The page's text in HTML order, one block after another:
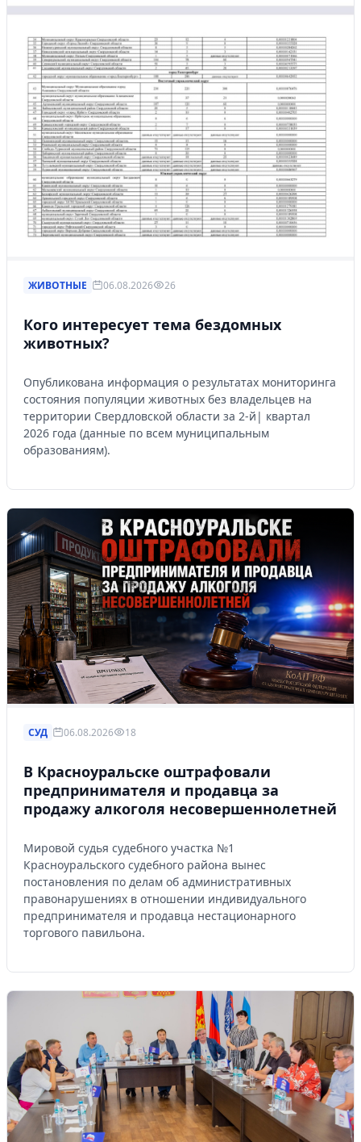
ЖИВОТНЫЕ 06.08.2026 26
Кого интересует тема бездомных
животных?
Опубликована информация о результатах мониторинга
состояния популяции животных без владельцев на
территории Свердловской области за 2-й| квартал
2026 года (данные по всем муниципальным
образованиям).
СУД 06.08.2026 18
В Красноуральске оштрафовали
предпринимателя и продавца за
продажу алкоголя несовершеннолетней
Мировой судья судебного участка №1
Красноуральского судебного района вынес
постановления по делам об административных
правонарушениях в отношении индивидуального
предпринимателя и продавца нестационарного
торгового павильона.